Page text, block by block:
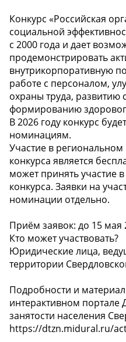
Конкурс «Российская
социальной
с 2000 года и дает
продемонстрировать
внутрикорпоративную
работе с персоналом,
охраны труда, развитию
формированию
В 2026 году конкурс
номинациям.
Участие в
конкурса является
может принять участие
конкурса. Заявки на
номинации отдельно.
Приём заявок: до 15 мая
Кто может участвовать?
Юридические лица,
территории
Подробности и
интерактивном портале
занятости населения
https://dtzn.midural.ru/